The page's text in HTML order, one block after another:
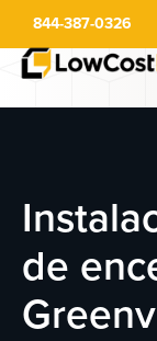
contenido
844-387-0326
de